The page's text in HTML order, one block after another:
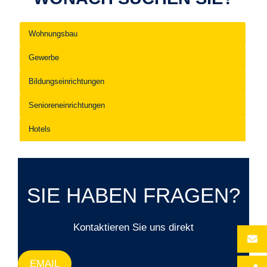
Wohnungsbau
Gewerbe
Bildungseinrichtungen
Senioreneinrichtungen
Hotels
SIE HABEN FRAGEN?
Kontaktieren Sie uns direkt
EMAIL